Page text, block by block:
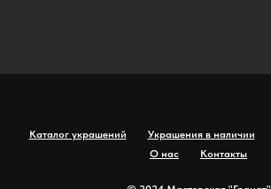
Каталог украшений Украшения в наличии
О нас
Контакты